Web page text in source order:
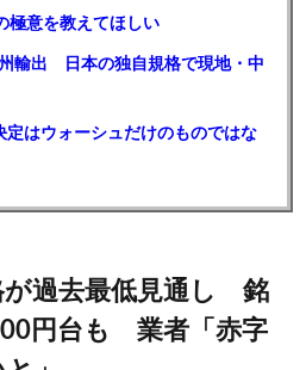
極意を教えてほしい
州輸出 日本の独自規格で現地・中
定はウォーシュだけのものではな
が過去最低見通し 銘
円台も 業者「赤字